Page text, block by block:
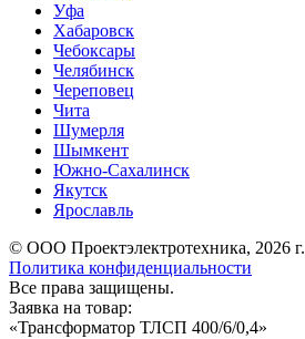
Уфа
Хабаровск
Чебоксары
Челябинск
Череповец
Чита
Шумерля
Шымкент
Южно-Сахалинск
Якутск
Ярославль
© ООО Проектэлектротехника, 2026 г.
Политика конфиденциальности
Все права защищены.
Заявка на товар:
«Трансформатор ТЛСП 400/6/0,4»